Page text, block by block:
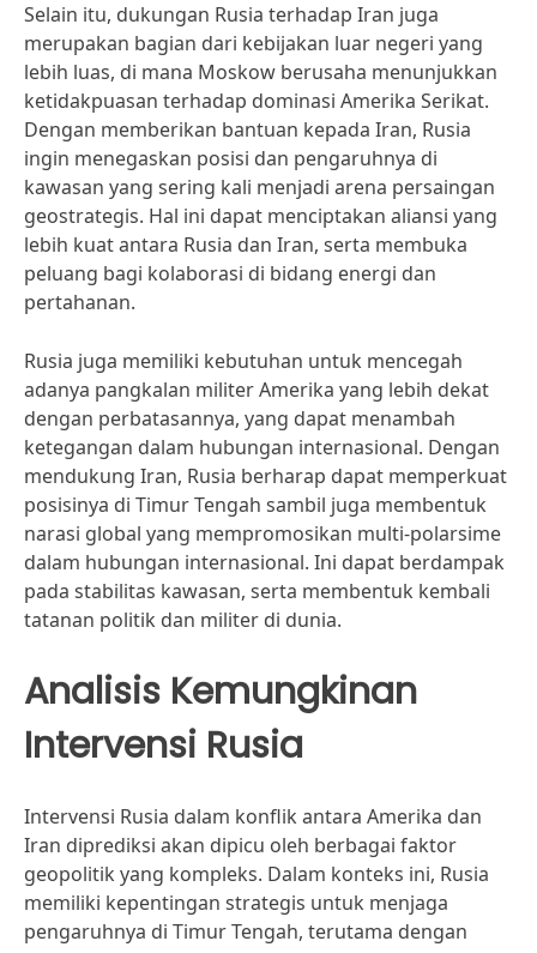
Selain itu, dukungan Rusia terhadap Iran juga
merupakan bagian dari kebijakan luar negeri yang
lebih luas, di mana Moskow berusaha menunjukkan
ketidakpuasan terhadap dominasi Amerika Serikat.
Dengan memberikan bantuan kepada Iran, Rusia
ingin menegaskan posisi dan pengaruhnya di
kawasan yang sering kali menjadi arena persaingan
geostrategis. Hal ini dapat menciptakan aliansi yang
lebih kuat antara Rusia dan Iran, serta membuka
peluang bagi kolaborasi di bidang energi dan
pertahanan.
Rusia juga memiliki kebutuhan untuk mencegah
adanya pangkalan militer Amerika yang lebih dekat
dengan perbatasannya, yang dapat menambah
ketegangan dalam hubungan internasional. Dengan
mendukung Iran, Rusia berharap dapat memperkuat
posisinya di Timur Tengah sambil juga membentuk
narasi global yang mempromosikan multi-polarsime
dalam hubungan internasional. Ini dapat berdampak
pada stabilitas kawasan, serta membentuk kembali
tatanan politik dan militer di dunia.
Analisis Kemungkinan
Intervensi Rusia
Intervensi Rusia dalam konflik antara Amerika dan
Iran diprediksi akan dipicu oleh berbagai faktor
geopolitik yang kompleks. Dalam konteks ini, Rusia
memiliki kepentingan strategis untuk menjaga
pengaruhnya di Timur Tengah, terutama dengan